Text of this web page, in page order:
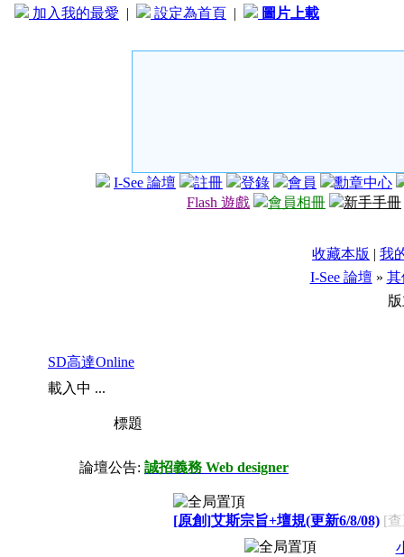
加入我的最愛 | 設定為首頁 | 圖片上載
I-See 論壇 註冊 登錄 會員
勳章中心
Flash 遊戲
會員相冊 新手手冊
收藏本版 | 我
I-See 論壇 » 其
SD高達Online
載入中 ...
標題
論壇公告: 誠招義務 Web designer
[原創]艾斯宗旨+壇規(更新6/8/08) [